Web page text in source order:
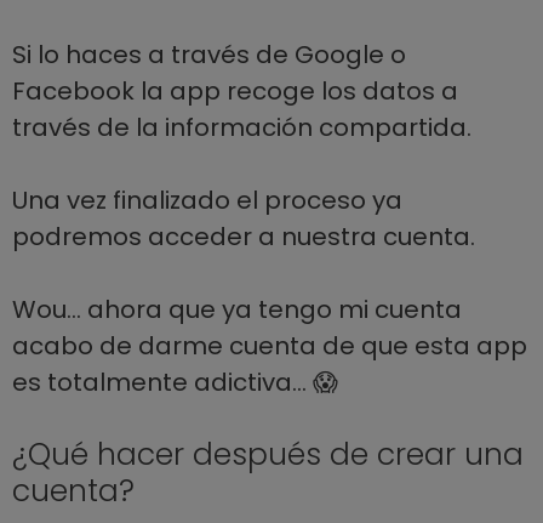
Si lo haces a través de Google o
Facebook la app recoge los datos a
través de la información compartida.
Una vez finalizado el proceso ya
podremos acceder a nuestra cuenta.
Wou… ahora que ya tengo mi cuenta
acabo de darme cuenta de que esta app
es totalmente adictiva… 😱
¿Qué hacer después de crear una
cuenta?